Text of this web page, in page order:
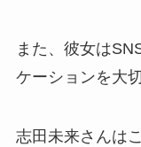
また、彼女は
ケーションを大
志田未来さんは